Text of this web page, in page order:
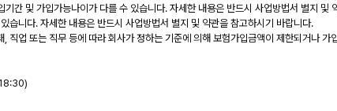
기간 및 가입가능나이가 다를 수 있습니다. 자세한 내용은 반드시 사업방법서 별지 및
습니다. 자세한 내용은 반드시 사업방법서 별지 및 약관을 참고하시기 바랍니다.
직업 또는 직무 등에 따라 회사가 정하는 기준에 의해 보험가입금액이 제한되거나 가